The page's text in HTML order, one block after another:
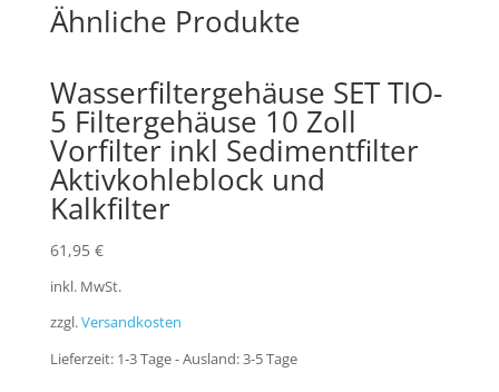
Ähnliche Produkte
Wasserfiltergehäuse SET TIO-
5 Filtergehäuse 10 Zoll
Vorfilter inkl Sedimentfilter
Aktivkohleblock und
Kalkfilter
61,95 €
inkl. MwSt.
zzgl.Versandkosten
Lieferzeit: 1-3 Tage - Ausland: 3-5 Tage